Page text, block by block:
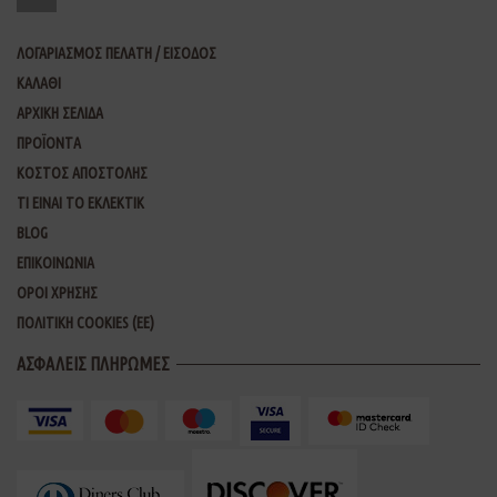
ΛΟΓΑΡΙΑΣΜΟΣ ΠΕΛΑΤΗ / ΕΙΣΟΔΟΣ
ΚΑΛΑΘΙ
ΑΡΧΙΚΗ ΣΕΛΙΔΑ
ΠΡΟΪΟΝΤΑ
ΚΟΣΤΟΣ ΑΠΟΣΤΟΛΗΣ
ΤΙ ΕΙΝΑΙ ΤΟ ΕΚΛΕΚΤΙΚ
BLOG
ΕΠΙΚΟΙΝΩΝΙΑ
ΟΡΟΙ ΧΡΗΣΗΣ
ΠΟΛΙΤΙΚΗ COOKIES (ΕΕ)
ΑΣΦΑΛΕΙΣ ΠΛΗΡΩΜΕΣ